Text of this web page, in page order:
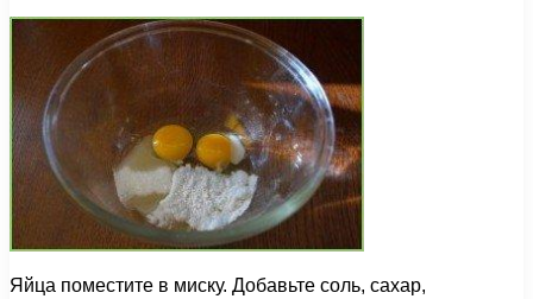
Яйца поместите в миску. Добавьте соль, сахар,